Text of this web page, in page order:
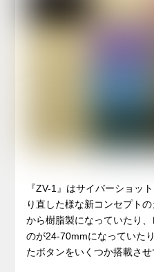
『ZV-1』はサイバーショッ
り直した様な新コンセプト
から樹脂製になっていたり
のが24-70mmになっていた
たボタンをいくつか搭載させ